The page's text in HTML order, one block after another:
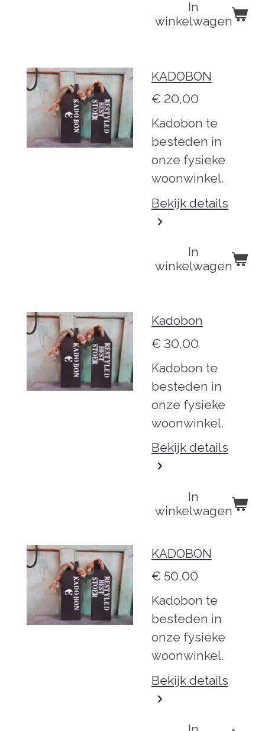
In
winkelwagen
KADOBON
€ 20,00
Kadobon te
besteden in
onze fysieke
woonwinkel.
Bekijk details
In
winkelwagen
Kadobon
€ 30,00
Kadobon te
besteden in
onze fysieke
woonwinkel.
Bekijk details
In
winkelwagen
KADOBON
€ 50,00
Kadobon te
besteden in
onze fysieke
woonwinkel.
Bekijk details